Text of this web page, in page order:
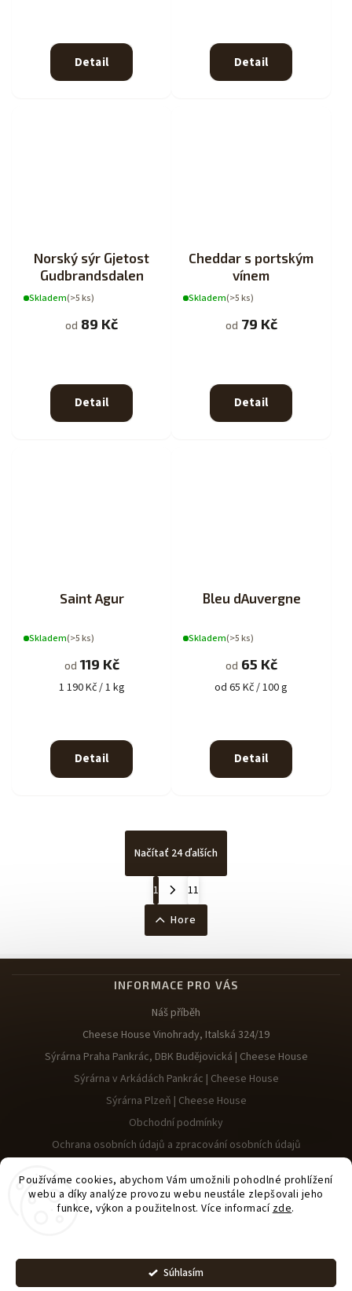
Používáme cookies, abychom Vám umožnili pohodlné prohlížení
webu a díky analýze provozu webu neustále zlepšovali jeho
funkce, výkon a použitelnost. Více informací zde.
Súhlasím
Detail Detail
Norský sýr Gjetost
Gudbrandsdalen
Skladem(>5 ks)
od 89 Kč
Detail
Cheddar s portským
vínem
Skladem(>5 ks)
od 79 Kč
Detail
Saint Agur
Skladem(>5 ks)
od 119 Kč
1 190 Kč / 1 kg
Detail
Bleu dAuvergne
Skladem(>5 ks)
od 65 Kč
od 65 Kč / 100 g
Detail
Načítať 24 ďalších
1
11
Hore
INFORMACE PRO VÁS
Náš příběh
Cheese House Vinohrady, Italská 324/19
Sýrárna Praha Pankrác, DBK Budějovická | Cheese House
Sýrárna v Arkádách Pankrác | Cheese House
Sýrárna Plzeň | Cheese House
Obchodní podmínky
Ochrana osobních údajů a zpracování osobních údajů
. Všetky práva vyhradené.
Upraviť nastavenie
cookiesVytvořilShoptet| DesignShoptak.cz